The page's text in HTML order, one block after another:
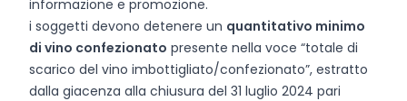
informazione e promozione.
i soggetti devono detenere un quantitativo minimo
di vino confezionato presente nella voce “totale di
scarico del vino imbottigliato/confezionato”, estratto
dalla giacenza alla chiusura del 31 luglio 2024 pari